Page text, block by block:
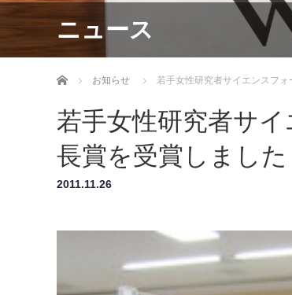
ニュース
ホーム お知らせ 若手女性研究者サイエンスフ
若手女性研究者サ
長賞を受賞しました
2011.11.26